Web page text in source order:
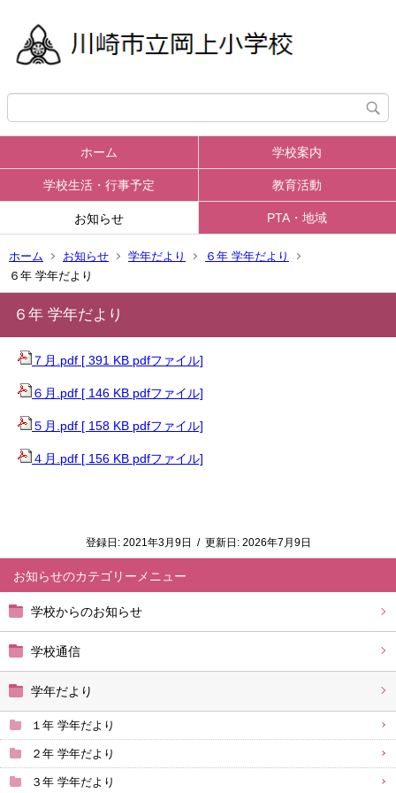
ホーム 学校案内
学校生活・行事予定 教育活動
お知らせ PTA・地域
ホーム お知らせ 学年だより
６年 学年だより
６年 学年だより
お知らせ
学校からのお知らせ
学校通信
学年だより
１年 学年だより
２年 学年だより
３年 学年だより
６年 学年だより
７月.pdf [ 391 KB pdfファイル]
６月.pdf [ 146 KB pdfファイル]
５月.pdf [ 158 KB pdfファイル]
４月.pdf [ 156 KB pdfファイル]
登録日: 2021年3月9日 / 更新日: 2026年7月9日